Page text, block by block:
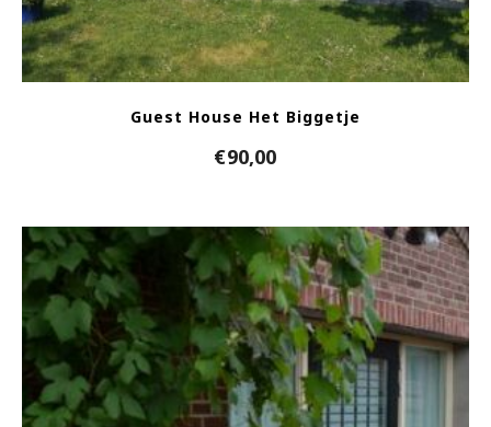
Guest House Het Biggetje
€90,00